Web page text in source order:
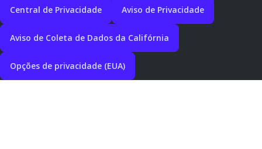
Central de Privacidade Aviso de Privacidade
Aviso de Coleta de Dados da Califórnia
Opções de privacidade (EUA)